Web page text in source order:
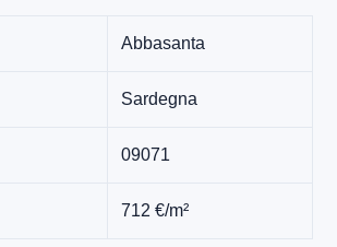
Abbasanta
Sardegna
09071
712 €/m²